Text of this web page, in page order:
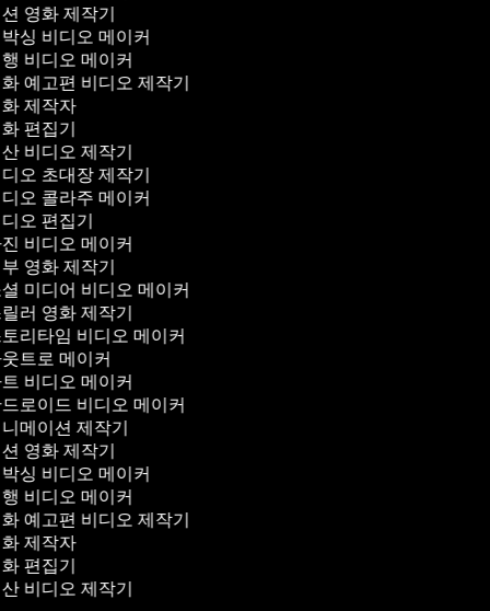
영화 제작기
싱 비디오 메이커
비디오 메이커
예고편 비디오 제작기
제작자
편집기
비디오 제작기
오 초대장 제작기
오 콜라주 메이커
오 편집기
비디오 메이커
영화 제작기
미디어 비디오 메이커
러 영화 제작기
리타임 비디오 메이커
트로 메이커
비디오 메이커
로이드 비디오 메이커
메이션 제작기
영화 제작기
싱 비디오 메이커
비디오 메이커
예고편 비디오 제작기
제작자
편집기
비디오 제작기